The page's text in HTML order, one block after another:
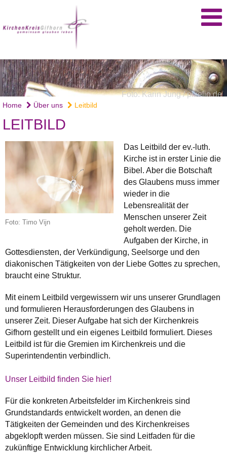
Foto: Karin Jung / pixelio.de
Home Über uns Leitbild
LEITBILD
Foto: Timo Vijn
Das Leitbild der ev.-luth.
Kirche ist in erster Linie die
Bibel. Aber die Botschaft
des Glaubens muss immer
wieder in die
Lebensrealität der
Menschen unserer Zeit
geholt werden. Die
Aufgaben der Kirche, in
Gottesdiensten, der Verkündigung, Seelsorge und den
diakonischen Tätigkeiten von der Liebe Gottes zu sprechen,
braucht eine Struktur.
Mit einem Leitbild vergewissern wir uns unserer Grundlagen
und formulieren Herausforderungen des Glaubens in
unserer Zeit. Dieser Aufgabe hat sich der Kirchenkreis
Gifhorn gestellt und ein eigenes Leitbild formuliert. Dieses
Leitbild ist für die Gremien im Kirchenkreis und die
Superintendentin verbindlich.
Unser Leitbild finden Sie hier!
Für die konkreten Arbeitsfelder im Kirchenkreis sind
Grundstandards entwickelt worden, an denen die
Tätigkeiten der Gemeinden und des Kirchenkreises
abgeklopft werden müssen. Sie sind Leitfaden für die
zukünftige Entwicklung kirchlicher Arbeit.